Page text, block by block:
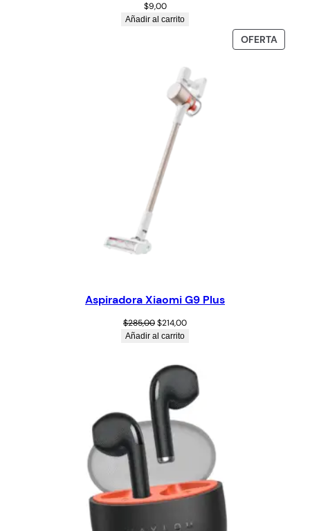
$9,00
Añadir al carrito
OFERTA
Aspiradora Xiaomi G9 Plus
$285,00$214,00
Añadir al carrito